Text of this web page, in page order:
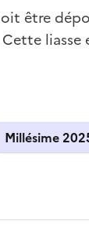
être
liasse
Millésime